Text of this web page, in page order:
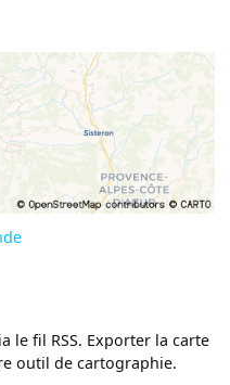
le fil RSS. Exporter la carte
outil de cartographie.